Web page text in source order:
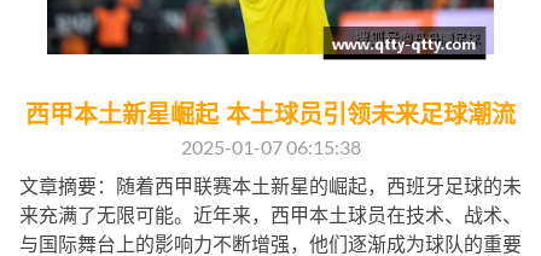
西甲本土新星崛起 本土球员引领未来足球潮流
2025-01-07 06:15:38
文章摘要：随着西甲联赛本土新星的崛起，西班牙足球的未
来充满了无限可能。近年来，西甲本土球员在技术、战术、
与国际舞台上的影响力不断增强，他们逐渐成为球队的重要